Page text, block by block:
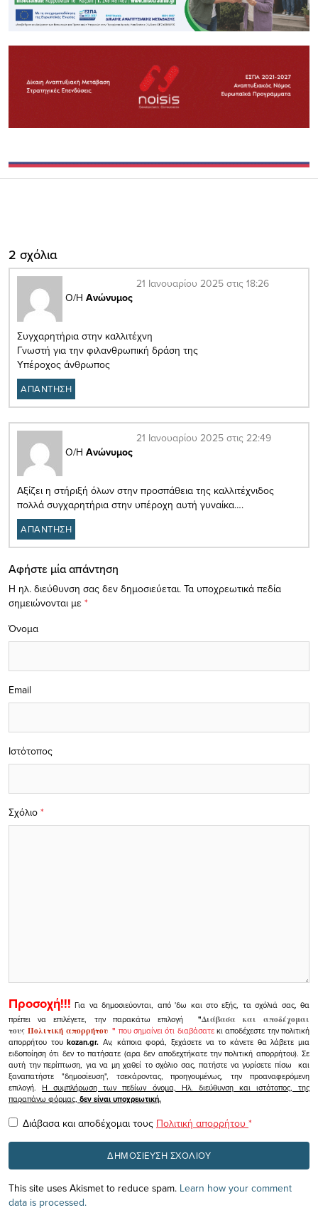
2 σχόλια
Ο/Η Ανώνυμος
21 Ιανουαρίου 2025 στις 18:26
Συγχαρητήρια στην καλλιτέχνη
Γνωστή για την φιλανθρωπική δράση της
Υπέροχος άνθρωπος
ΑΠΑΝΤΗΣΗ
Ο/Η Ανώνυμος
21 Ιανουαρίου 2025 στις 22:49
Αξίζει η στήριξή όλων στην προσπάθεια της καλλιτέχνιδος
πολλά συγχαρητήρια στην υπέροχη αυτή γυναίκα….
ΑΠΑΝΤΗΣΗ
Αφήστε μία απάντηση
Η ηλ. διεύθυνση σας δεν δημοσιεύεται. Τα υποχρεωτικά πεδία
σημειώνονται με *
Σχόλιο *
Όνομα
Email
Ιστότοπος
Προσοχή!!! Για να δημοσιεύονται, από 'δω και στο εξής, τα σχόλιά σας, θα
πρέπει να επιλέγετε, την παρακάτω επιλογή
"Διάβασα και αποδέχομαι
τουςΠολιτική απορρήτου" που σημαίνει ότι διαβάσατεκι αποδέχεστε την πολιτική
απορρήτου τουkozan.gr. Αν, κάποια φορά, ξεχάσετε να το κάνετε θα λάβετε μια
ειδοποίηση ότι δεν το πατήσατε (αρα δεν αποδεχτήκατε την πολιτική απορρήτου). Σε
αυτή την περίπτωση, για να μη χαθεί το σχόλιο σας, πατήστε να γυρίσετε πίσω και
ξαναπατήστε "δημοσίευση", τσεκάροντας, προηγουμένως, την προαναφερόμενη
επιλογή.Η συμπλήρωση των πεδίων όνομα, Ηλ. διεύθυνση και ιστότοπος, της
παραπάνω φόρμας, δεν είναι υποχρεωτική.
Διάβασα και αποδέχομαι τους Πολιτική απορρήτου *
This site uses Akismet to reduce spam. Learn how your comment
data is processed.